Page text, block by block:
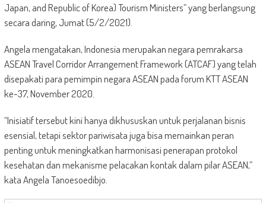
Japan, and Republic of Korea) Tourism Ministers” yang berlangsung
secara daring, Jumat (5/2/2021).
Angela mengatakan, Indonesia merupakan negara pemrakarsa
ASEAN Travel Corridor Arrangement Framework (ATCAF) yang telah
disepakati para pemimpin negara ASEAN pada forum KTT ASEAN
ke-37, November 2020.
“Inisiatif tersebut kini hanya dikhususkan untuk perjalanan bisnis
esensial, tetapi sektor pariwisata juga bisa memainkan peran
penting untuk meningkatkan harmonisasi penerapan protokol
kesehatan dan mekanisme pelacakan kontak dalam pilar ASEAN,”
kata Angela Tanoesoedibjo.